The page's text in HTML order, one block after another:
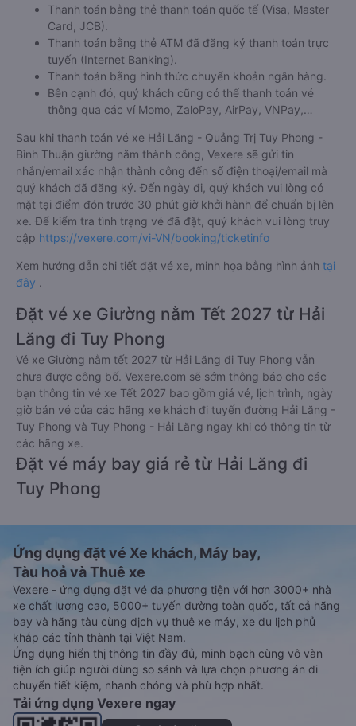
Thanh toán bằng thẻ thanh toán quốc tế (Visa, Master
Card, JCB).
Thanh toán bằng thẻ ATM đã đăng ký thanh toán trực
tuyến (Internet Banking).
Thanh toán bằng hình thức chuyển khoản ngân hàng.
Bên cạnh đó, quý khách cũng có thể thanh toán vé
thông qua các ví Momo, ZaloPay, AirPay, VNPay,…
Sau khi thanh toán vé xe Hải Lăng - Quảng Trị Tuy Phong -
Bình Thuận giường nằm thành công, Vexere sẽ gửi tin
nhắn/email xác nhận thành công đến số điện thoại/email mà
quý khách đã đăng ký. Đến ngày đi, quý khách vui lòng có
mặt tại điểm đón trước 30 phút giờ khởi hành để chuẩn bị lên
xe. Để kiểm tra tình trạng vé đã đặt, quý khách vui lòng truy
cập https://vexere.com/vi-VN/booking/ticketinfo
Xem hướng dẫn chi tiết đặt vé xe, minh họa bằng hình ảnh tại
đây .
Đặt vé xe Giường nằm Tết 2027 từ Hải
Lăng đi Tuy Phong
Vé xe Giường nằm tết 2027 từ Hải Lăng đi Tuy Phong vẫn
chưa được công bố. Vexere.com sẽ sớm thông báo cho các
bạn thông tin vé xe Tết 2027 bao gồm giá vé, lịch trình, ngày
giờ bán vé của các hãng xe khách đi tuyến đường Hải Lăng -
Tuy Phong và Tuy Phong - Hải Lăng ngay khi có thông tin từ
các hãng xe.
Đặt vé máy bay giá rẻ từ Hải Lăng đi
Tuy Phong
Ứng dụng đặt vé Xe khách, Máy bay,
Tàu hoả và Thuê xe
Vexere - ứng dụng đặt vé đa phương tiện với hơn 3000+ nhà
xe chất lượng cao, 5000+ tuyến đường toàn quốc, tất cả hãng
bay và hãng tàu cùng dịch vụ thuê xe máy, xe du lịch phủ
khắp các tỉnh thành tại Việt Nam.
Ứng dụng hiển thị thông tin đầy đủ, minh bạch cùng vô vàn
tiện ích giúp người dùng so sánh và lựa chọn phương án di
chuyển tiết kiệm, nhanh chóng và phù hợp nhất.
Tải ứng dụng Vexere ngay